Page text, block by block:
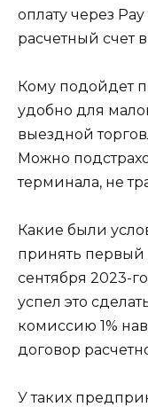
оплату через
расчетный счет
Кому подойдет
удобно для
выездной
Можно
терминала, не
Какие были
принять первый
сентября 2023-
успел это
комиссию 1%
договор
У таких